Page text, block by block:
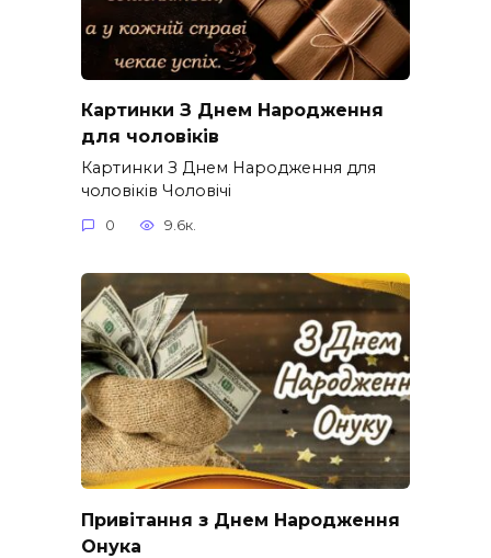
Картинки З Днем Народження
для чоловіків​
Картинки З Днем Народження для
чоловіків​ Чоловічі
0 9.6к.
Привітання з Днем Народження
Онука